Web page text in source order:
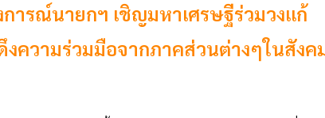
ารณ์นายกฯ เชิญมหาเศรษฐีร่วมวงแก้
ความร่วมมือจากภาคส่วนต่างๆในสังค